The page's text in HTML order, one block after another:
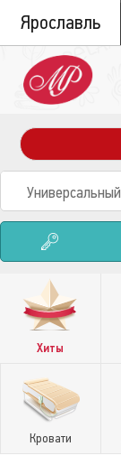
Ярославль
Хиты
Кровати